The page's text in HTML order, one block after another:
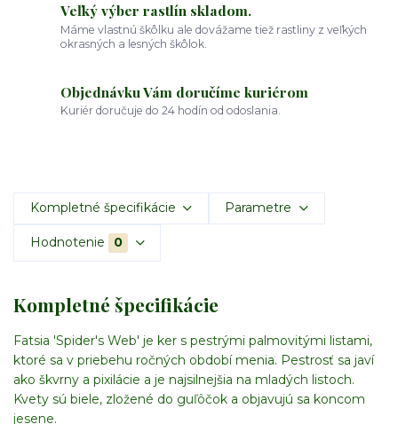
Veľký výber rastlín skladom.
Máme vlastnú škôlku ale dovážame tiež rastliny z veľkých
okrasných a lesných škôlok.
Objednávku Vám doručíme kuriérom
Kuriér doručuje do 24 hodín od odoslania.
Kompletné špecifikácie Parametre
Hodnotenie 0
Kompletné špecifikácie
Fatsia 'Spider's Web' je ker s pestrými palmovitými listami,
ktoré sa v priebehu ročných období menia. Pestrosť sa javí
ako škvrny a pixilácie a je najsilnejšia na mladých listoch.
Kvety sú biele, zložené do guľôčok a objavujú sa koncom
jesene.